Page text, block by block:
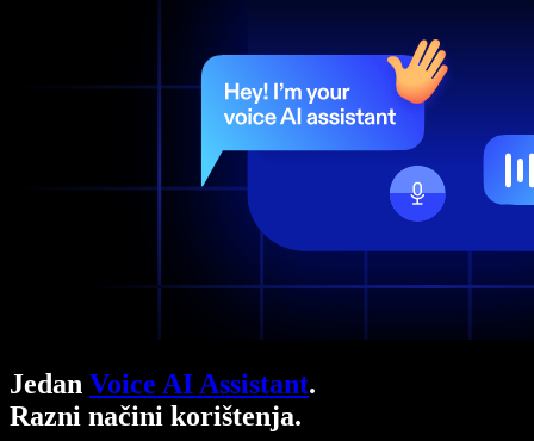
Jedan Voice AI Assistant.
Razni načini korištenja.